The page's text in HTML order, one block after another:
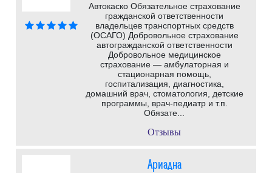
Автокаско Обязательное страхование
гражданской ответственности
владельцев транспортных средств
(ОСАГО) Добровольное страхование
автогражданской ответственности
Добровольное медицинское
страхование — амбулаторная и
стационарная помощь,
госпитализация, диагностика,
домашний врач, стоматология, детские
программы, врач-педиатр и т.п.
Обязате...
Отзывы
Ариадна